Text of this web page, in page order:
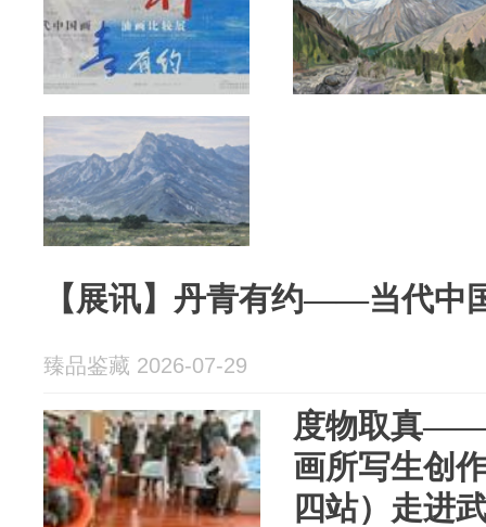
【展讯】丹青有约——当代中
臻品鉴藏 2026-07-29
度物取真——
画所写生创
四站）走进